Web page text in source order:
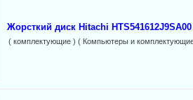
Жорсткий диск Hitachi
( комплектующие ) ( Компьютеры и